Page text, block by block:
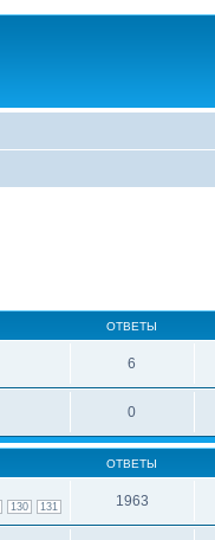
ОТВЕТЫ
6
0
ОТВЕТЫ
130 131 1963